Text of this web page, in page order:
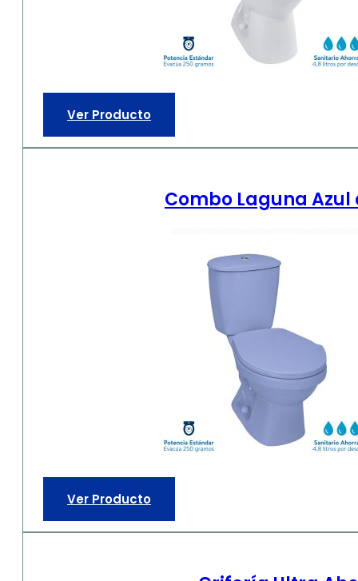
Ver Producto
Combo Laguna
Ver Producto